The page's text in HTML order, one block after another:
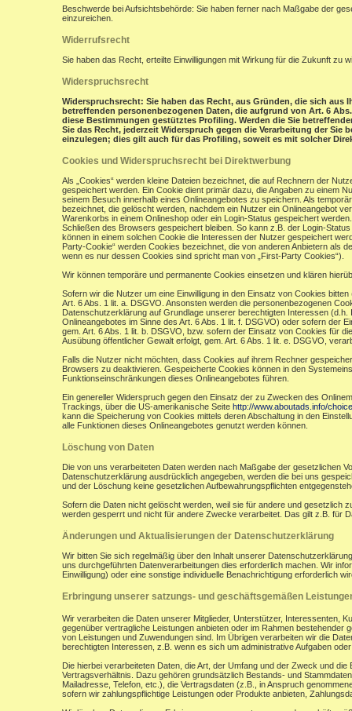
Beschwerde bei Aufsichtsbehörde: Sie haben ferner nach Maßgabe der
einzureichen.
Widerrufsrecht
Sie haben das Recht, erteilte Einwilligungen mit Wirkung für die Zukunft zu
Widerspruchsrecht
Widerspruchsrecht: Sie haben das Recht, aus Gründen, die sich aus
betreffenden personenbezogenen Daten, die aufgrund von Art. 6
diese Bestimmungen gestütztes Profiling. Werden die Sie
Sie das Recht, jederzeit Widerspruch gegen die Verarbeitung der
einzulegen; dies gilt auch für das Profiling, soweit es mit solcher
Cookies und Widerspruchsrecht bei Direktwerbung
Als „Cookies“ werden kleine Dateien bezeichnet, die auf Rechnern der
gespeichert werden. Ein Cookie dient primär dazu, die Angaben zu einem
seinem Besuch innerhalb eines Onlineangebotes zu speichern. Als
bezeichnet, die gelöscht werden, nachdem ein Nutzer ein Onlineangebot
Warenkorbs in einem Onlineshop oder ein Login-Status gespeichert
Schließen des Browsers gespeichert bleiben. So kann z.B. der Login-
können in einem solchen Cookie die Interessen der Nutzer gespeichert
Party-Cookie“ werden Cookies bezeichnet, die von anderen Anbietern als
wenn es nur dessen Cookies sind spricht man von „First-Party Cookies“).
Wir können temporäre und permanente Cookies einsetzen und klären
Sofern wir die Nutzer um eine Einwilligung in den Einsatz von Cookies
Art. 6 Abs. 1 lit. a. DSGVO. Ansonsten werden die personenbezogenen
Datenschutzerklärung auf Grundlage unserer berechtigten Interessen
Onlineangebotes im Sinne des Art. 6 Abs. 1 lit. f. DSGVO) oder sofern der
gem. Art. 6 Abs. 1 lit. b. DSGVO, bzw. sofern der Einsatz von Cookies für
Ausübung öffentlicher Gewalt erfolgt, gem. Art. 6 Abs. 1 lit. e. DSGVO,
Falls die Nutzer nicht möchten, dass Cookies auf ihrem Rechner
Browsers zu deaktivieren. Gespeicherte Cookies können in den
Funktionseinschränkungen dieses Onlineangebotes führen.
Ein genereller Widerspruch gegen den Einsatz der zu Zwecken des
Trackings, über die US-amerikanische Seite http://www.aboutads.info/
kann die Speicherung von Cookies mittels deren Abschaltung in den
alle Funktionen dieses Onlineangebotes genutzt werden können.
Löschung von Daten
Die von uns verarbeiteten Daten werden nach Maßgabe der gesetzlichen
Datenschutzerklärung ausdrücklich angegeben, werden die bei uns
und der Löschung keine gesetzlichen Aufbewahrungspflichten
Sofern die Daten nicht gelöscht werden, weil sie für andere und gesetzlich
werden gesperrt und nicht für andere Zwecke verarbeitet. Das gilt z.B. für
Änderungen und Aktualisierungen der Datenschutzerklärung
Wir bitten Sie sich regelmäßig über den Inhalt unserer
uns durchgeführten Datenverarbeitungen dies erforderlich machen. Wir
Einwilligung) oder eine sonstige individuelle Benachrichtigung erforderlich
Erbringung unserer satzungs- und geschäftsgemäßen
Wir verarbeiten die Daten unserer Mitglieder, Unterstützer, Interessenten,
gegenüber vertragliche Leistungen anbieten oder im Rahmen
von Leistungen und Zuwendungen sind. Im Übrigen verarbeiten wir die
berechtigten Interessen, z.B. wenn es sich um administrative Aufgaben
Die hierbei verarbeiteten Daten, die Art, der Umfang und der Zweck und
Vertragsverhältnis. Dazu gehören grundsätzlich Bestands- und
Mailadresse, Telefon, etc.), die Vertragsdaten (z.B., in Anspruch
sofern wir zahlungspflichtige Leistungen oder Produkte anbieten,